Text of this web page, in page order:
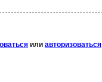
или авторизоваться